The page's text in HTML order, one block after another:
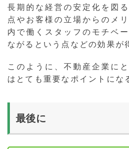
長期的な経営の安定化を図
点やお客様の立場からのメ
内で働くスタッフのモチベ
ながるという点などの効果が
このように、不動産企業に
はとても重要なポイントにな
最後に